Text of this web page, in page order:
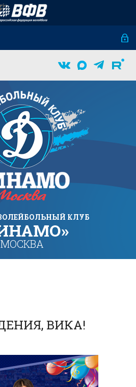
КЛУБ
МОСКВА
ВИКА!